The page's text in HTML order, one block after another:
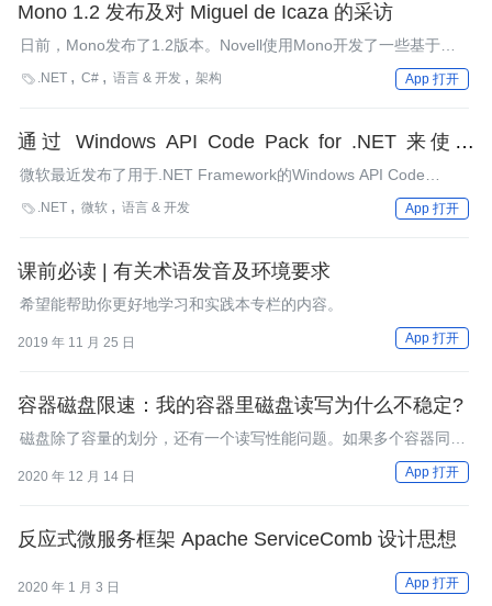
Mono 1.2 发布及对 Miguel de Icaza 的采访
日前，Mono发布了1.2版本。Novell使用Mono开发了一些基于服
务器环境的应用，如他们Suse Linux Enterprise 10平台下的
ZenWorks和iFolder。这个版本主要关注性能和可伸缩性的提高。
System.Drawing的发布，C#在.NET 2.0中的分离类的支持，调试
 .NET C# 语言 & 开发 架构 App 打开
通过 Windows API Code Pack for .NET 来使用
Windows 7 的新特性
微软最近发布了用于.NET Framework的Windows API Code
Pack（0.85版本），这是一个用于访问新的Windows 7（包括
Vista）特性的托管代码函数库。这个函数库未包含在.NET 4.0中。
 .NET 微软 语言 & 开发 App 打开
课前必读 | 有关术语发音及环境要求
希望能帮助你更好地学习和实践本专栏的内容。
2019 年 11 月 25 日 App 打开
容器磁盘限速：我的容器里磁盘读写为什么不稳定?
磁盘除了容量的划分，还有一个读写性能问题。如果多个容器同时
读写节点上的同一块磁盘，那么它们的磁盘读写相互之间影响吗？
2020 年 12 月 14 日 App 打开
反应式微服务框架 Apache ServiceComb 设计思想
2020 年 1 月 3 日 App 打开